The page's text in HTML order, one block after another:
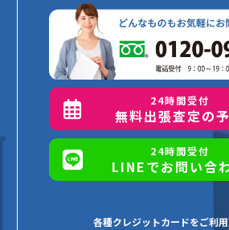
24時間受付
無料出張査定の
24時間受付
LINEでお問い合
各種クレジットカードをご利